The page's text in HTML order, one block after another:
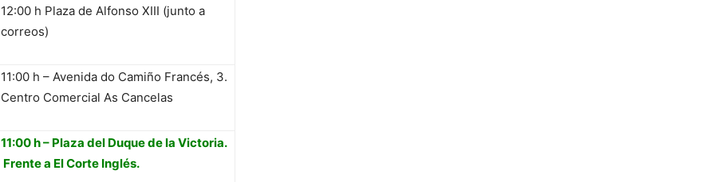
12:00 h Plaza de Alfonso XIII (junto a
correos)
11:00 h – Avenida do Camiño Francés, 3.
Centro Comercial As Cancelas
11:00 h – Plaza del Duque de la Victoria.
Frente a El Corte Inglés.